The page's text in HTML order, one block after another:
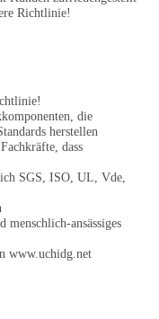
Richtlinie!
die
herstellen
dass
SGS, ISO, UL, Vde,
ansässiges
www.uchidg.net